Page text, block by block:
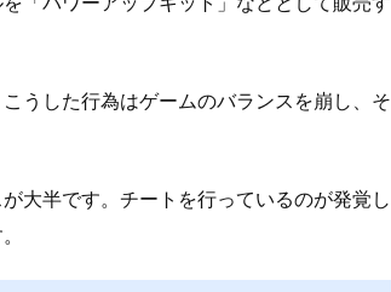
うした行為はゲームのバランスを崩し、そ
大半です。チートを行っているのが発覚し